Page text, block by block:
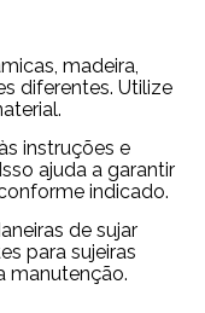
madeira,
diferentes. Utilize
instruções e
ajuda a garantir
indicado.
de sujar
para sujeiras
manutenção.